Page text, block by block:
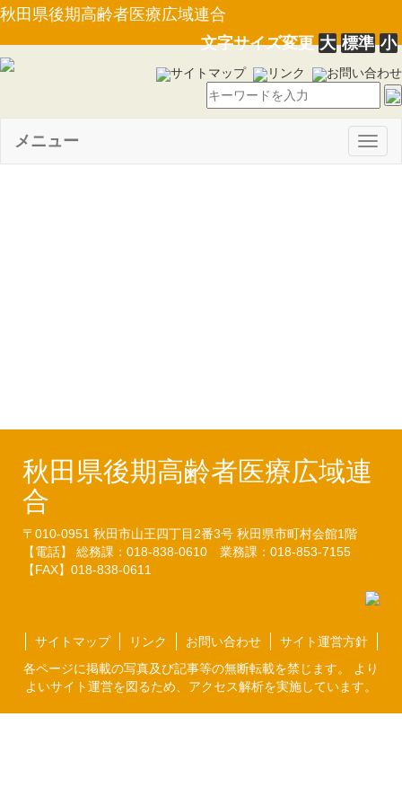
秋田県後期高齢者医療広域連合
文字サイズ変更大 標準 小
サイトマップ リンク お問い合わせ
メニュー
秋田県後期高齢者医療広域連
合
〒010-0951 秋田市山王四丁目2番3号 秋田県市町村会館1階
【電話】 総務課：018-838-0610 業務課：018-853-7155
【FAX】018-838-0611
サイトマップ リンク お問い合わせ
サイト運営方針
各ページに掲載の写真及び記事等の無断転載を禁じます。 より
よいサイト運営を図るため、アクセス解析を実施しています。